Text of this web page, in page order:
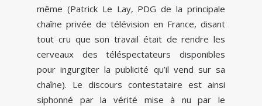
même (Patrick Le Lay, PDG de la principale
chaîne privée de télévision en France, disant
tout cru que son travail était de rendre les
cerveaux des téléspectateurs disponibles
pour ingurgiter la publicité qu’il vend sur sa
chaîne). Le discours contestataire est ainsi
siphonné par la vérité mise à nu par le